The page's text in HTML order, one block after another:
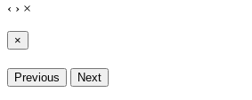
‹ › ×
×
Previous Next